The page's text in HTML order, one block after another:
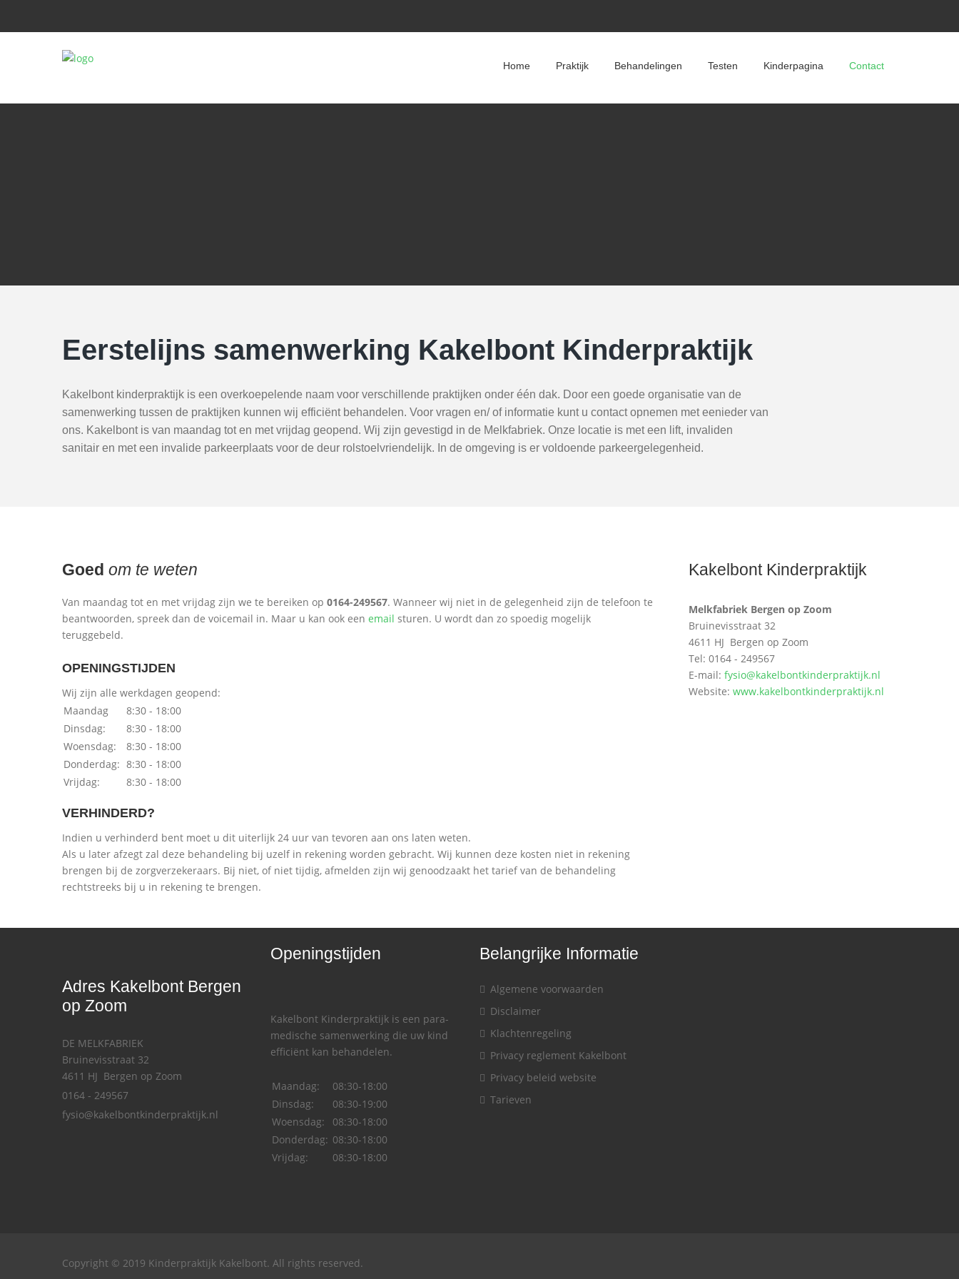
Home Praktijk Behandelingen Testen Kinderpagina Contact
Eerstelijns samenwerking Kakelbont Kinderpraktijk
Kakelbont kinderpraktijk is een overkoepelende naam voor verschillende praktijken onder één dak. Door een goede organisatie van de
samenwerking tussen de praktijken kunnen wij efficiënt behandelen. Voor vragen en/ of informatie kunt u contact opnemen met eenieder van
ons. Kakelbont is van maandag tot en met vrijdag geopend. Wij zijn gevestigd in de Melkfabriek. Onze locatie is met een lift, invaliden
sanitair en met een invalide parkeerplaats voor de deur rolstoelvriendelijk. In de omgeving is er voldoende parkeergelegenheid.
Goed om te weten
Van maandag tot en met vrijdag zijn we te bereiken op 0164-249567. Wanneer wij niet in de gelegenheid zijn de telefoon te
beantwoorden, spreek dan de voicemail in. Maar u kan ook een email sturen. U wordt dan zo spoedig mogelijk
teruggebeld.
OPENINGSTIJDEN
Wij zijn alle werkdagen geopend:
Maandag
8:30 - 18:00
Dinsdag:
8:30 - 18:00
Woensdag:
8:30 - 18:00
Donderdag: 8:30 - 18:00
Vrijdag:
8:30 - 18:00
VERHINDERD?
Indien u verhinderd bent moet u dit uiterlijk 24 uur van tevoren aan ons laten weten.
Als u later afzegt zal deze behandeling bij uzelf in rekening worden gebracht. Wij kunnen deze kosten niet in rekening
brengen bij de zorgverzekeraars. Bij niet, of niet tijdig, afmelden zijn wij genoodzaakt het tarief van de behandeling
rechtstreeks bij u in rekening te brengen.
Kakelbont Kinderpraktijk
Melkfabriek Bergen op Zoom
Bruinevisstraat 32
4611 HJ Bergen op Zoom
Tel: 0164 - 249567
E-mail: fysio@kakelbontkinderpraktijk.nl
Website: www.kakelbontkinderpraktijk.nl
Adres Kakelbont Bergen
op Zoom
DE MELKFABRIEK
Bruinevisstraat 32
4611 HJ Bergen op Zoom
0164 - 249567
fysio@kakelbontkinderpraktijk.nl
Openingstijden
Kakelbont Kinderpraktijk is een para-
medische samenwerking die uw kind
efficiënt kan behandelen.
Maandag:
08:30-18:00
Dinsdag:
08:30-19:00
Woensdag:
08:30-18:00
Donderdag: 08:30-18:00
Vrijdag:
08:30-18:00
Belangrijke Informatie
Algemene voorwaarden
Disclaimer
Klachtenregeling
Privacy reglement Kakelbont
Privacy beleid website
Tarieven
Copyright © 2019 Kinderpraktijk Kakelbont. All rights reserved.